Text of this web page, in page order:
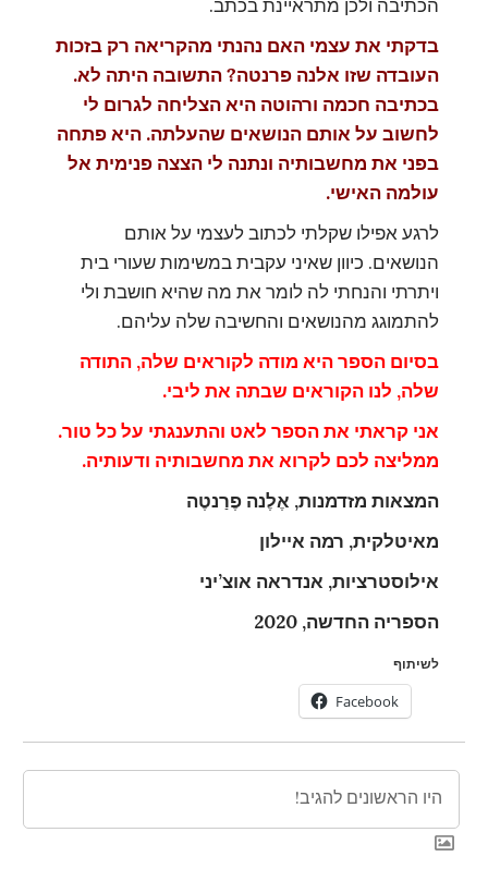
הכתיבה ולכן מתראיינת בכתב.
בדקתי את עצמי האם נהנתי מהקריאה רק בזכות
העובדה שזו אלנה פרנטה? התשובה היתה לא.
בכתיבה חכמה ורהוטה היא הצליחה לגרום לי
לחשוב על אותם הנושאים שהעלתה. היא פתחה
בפני את מחשבותיה ונתנה לי הצצה פנימית אל
עולמה האישי.
לרגע אפילו שקלתי לכתוב לעצמי על אותם
הנושאים. כיוון שאיני עקבית במשימות שעורי בית
ויתרתי והנחתי לה לומר את מה שהיא חושבת ולי
להתמוגג מהנושאים והחשיבה שלה עליהם.
בסיום הספר היא מודה לקוראים שלה, התודה
שלה, לנו הקוראים שבתה את ליבי.
אני קראתי את הספר לאט והתענגתי על כל טור.
ממליצה לכם לקרוא את מחשבותיה ודעותיה.
המצאות מזדמנות, אֶלֶנה פֶרַנטֶה
מאיטלקית, רמה איילון
אילוסטרציות, אנדראה אוצ’יני
הספריה החדשה, 2020
לשיתוף
Facebook